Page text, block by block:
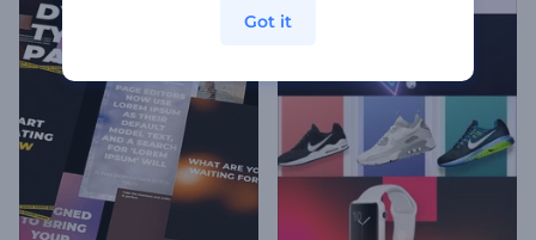
Got it